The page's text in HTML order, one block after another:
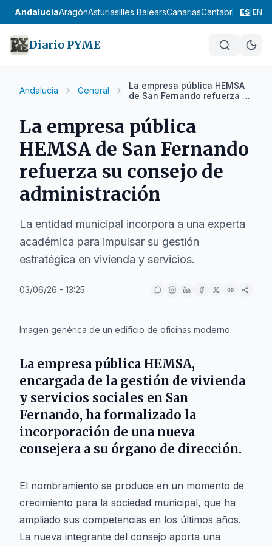
AndalucíaAragónAsturiasIlles BalearsCanariasCantabria Castilla
ES EN
Diario PYME
Andalucia General
La empresa pública HEMSA
de San Fernando refuerza su
La empresa pública
HEMSA de San Fernando
refuerza su consejo de
administración
La entidad municipal incorpora a una experta
académica para impulsar su gestión
estratégica en vivienda y servicios.
03/06/26 - 13:25
Imagen genérica de un edificio de oficinas moderno.
La empresa pública HEMSA,
encargada de la gestión de vivienda
y servicios sociales en San
Fernando, ha formalizado la
incorporación de una nueva
consejera a su órgano de dirección.
El nombramiento se produce en un momento de
crecimiento para la sociedad municipal, que ha
ampliado sus competencias en los últimos años.
La nueva integrante del consejo aporta una